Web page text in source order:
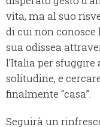
vita, ma al suo
di cui non conosce
sua odissea
l’Italia per
solitudine, e
finalmente “casa”.
Seguirà un